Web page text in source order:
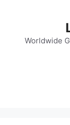
Worldwide